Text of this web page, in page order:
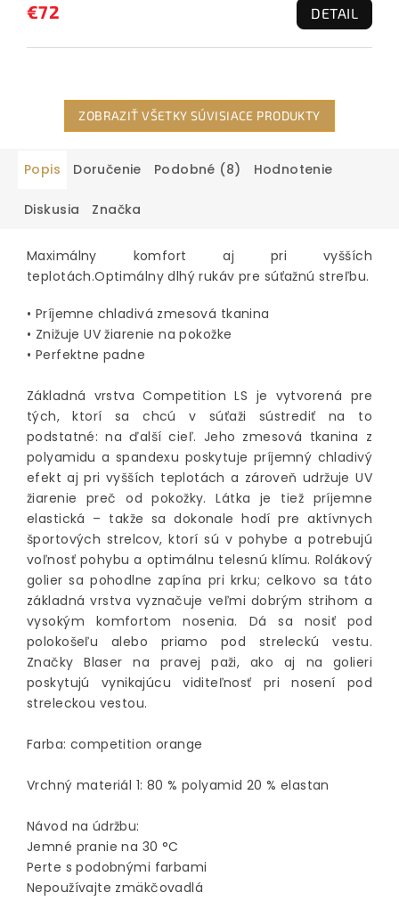
€72 DETAIL
ZOBRAZIŤ VŠETKY SÚVISIACE PRODUKTY
Popis Doručenie Podobné (8) Hodnotenie
Diskusia Značka
Maximálny komfort aj pri vyšších
teplotách.Optimálny dlhý rukáv pre súťažnú streľbu.
• Príjemne chladivá zmesová tkanina
• Znižuje UV žiarenie na pokožke
• Perfektne padne
Základná vrstva Competition LS je vytvorená pre
tých, ktorí sa chcú v súťaži sústrediť na to
podstatné: na ďalší cieľ. Jeho zmesová tkanina z
polyamidu a spandexu poskytuje príjemný chladivý
efekt aj pri vyšších teplotách a zároveň udržuje UV
žiarenie preč od pokožky. Látka je tiež príjemne
elastická – takže sa dokonale hodí pre aktívnych
športových strelcov, ktorí sú v pohybe a potrebujú
voľnosť pohybu a optimálnu telesnú klímu. Rolákový
golier sa pohodlne zapína pri krku; celkovo sa táto
základná vrstva vyznačuje veľmi dobrým strihom a
vysokým komfortom nosenia. Dá sa nosiť pod
polokošeľu alebo priamo pod streleckú vestu.
Značky Blaser na pravej paži, ako aj na golieri
poskytujú vynikajúcu viditeľnosť pri nosení pod
streleckou vestou.
Farba: competition orange
Vrchný materiál 1: 80 % polyamid 20 % elastan
Návod na údržbu:
Jemné pranie na 30 °C
Perte s podobnými farbami
Nepoužívajte zmäkčovadlá